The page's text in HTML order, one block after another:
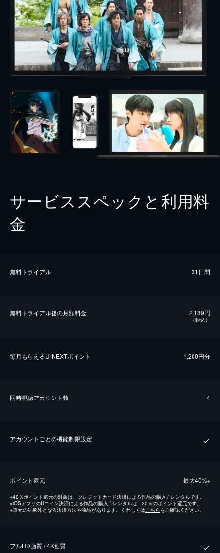
サービススペックと利用料
金
無料トライアル 31日間
無料トライアル後の⽉額料金 2,189円
（税込）
毎⽉もらえるU-NEXTポイント 1,200円分
同時視聴アカウント数 4
アカウントごとの機能制限設定
ポイント還元 最⼤40%※
※40％ポイント還元の対象は、クレジットカード決済による作品の購入 / レンタルです。
※iOSアプリのUコイン決済による作品の購入 / レンタルは、20％のポイント還元です。
※還元の対象外となる決済方法や商品があります。くわしくはこちらをご確認ください。
フルHD画質 / 4K画質